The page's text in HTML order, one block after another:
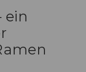
ein